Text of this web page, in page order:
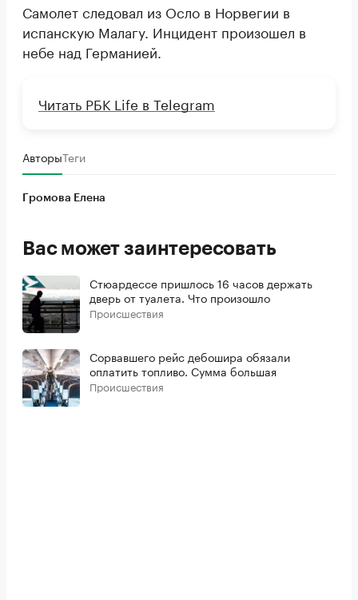
Самолет следовал из Осло в Норвегии в
испанскую Малагу. Инцидент произошел в
небе над Германией.
Читать РБК Life в Telegram
АвторыТеги
Громова Елена
Вас может заинтересовать
Стюардессе пришлось 16 часов держать
дверь от туалета. Что произошло
Происшествия
Сорвавшего рейс дебошира обязали
оплатить топливо. Сумма большая
Происшествия